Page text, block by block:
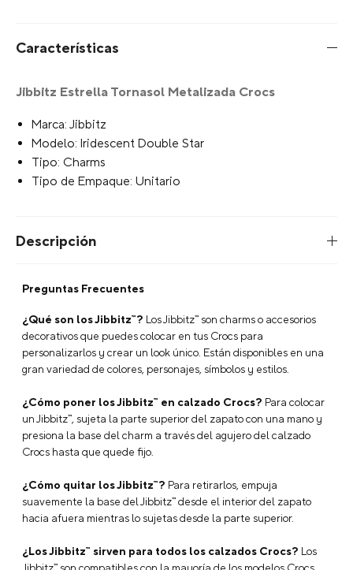
Características
Jibbitz Estrella Tornasol Metalizada Crocs
Marca: Jibbitz
Modelo: Iridescent Double Star
Tipo: Charms
Tipo de Empaque: Unitario
Descripción
Preguntas Frecuentes
¿Qué son los Jibbitz™? Los Jibbitz™ son charms o accesorios
decorativos que puedes colocar en tus Crocs para
personalizarlos y crear un look único. Están disponibles en una
gran variedad de colores, personajes, símbolos y estilos.
¿Cómo poner los Jibbitz™ en calzado Crocs? Para colocar
un Jibbitz™, sujeta la parte superior del zapato con una mano y
presiona la base del charm a través del agujero del calzado
Crocs hasta que quede fijo.
¿Cómo quitar los Jibbitz™? Para retirarlos, empuja
suavemente la base del Jibbitz™ desde el interior del zapato
hacia afuera mientras lo sujetas desde la parte superior.
¿Los Jibbitz™ sirven para todos los calzados Crocs? Los